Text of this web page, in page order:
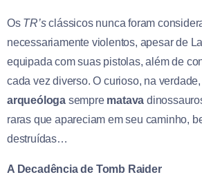
Os TR’sclássicos nunca foram
necessariamente violentos, apesar de
equipada com suas pistolas, além de
cada vez diverso. O curioso, na
arqueóloga sempre matava
raras que apareciam em seu caminho,
destruídas…
A Decadência de Tomb Raider